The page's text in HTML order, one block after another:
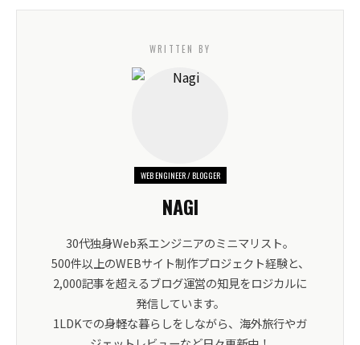
WRITTEN BY
WEB ENGINEER / BLOGGER
NAGI
30代独身Web系エンジニアのミニマリスト。
500件以上のWEBサイト制作プロジェクト経験と、
2,000記事を超えるブログ運営の知見をロジカルに
発信しています。
1LDKでの身軽な暮らしをしながら、海外旅行やガ